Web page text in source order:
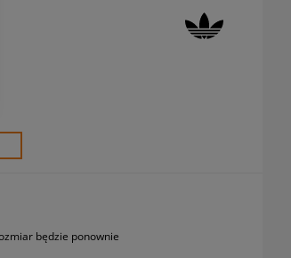
będzie ponownie